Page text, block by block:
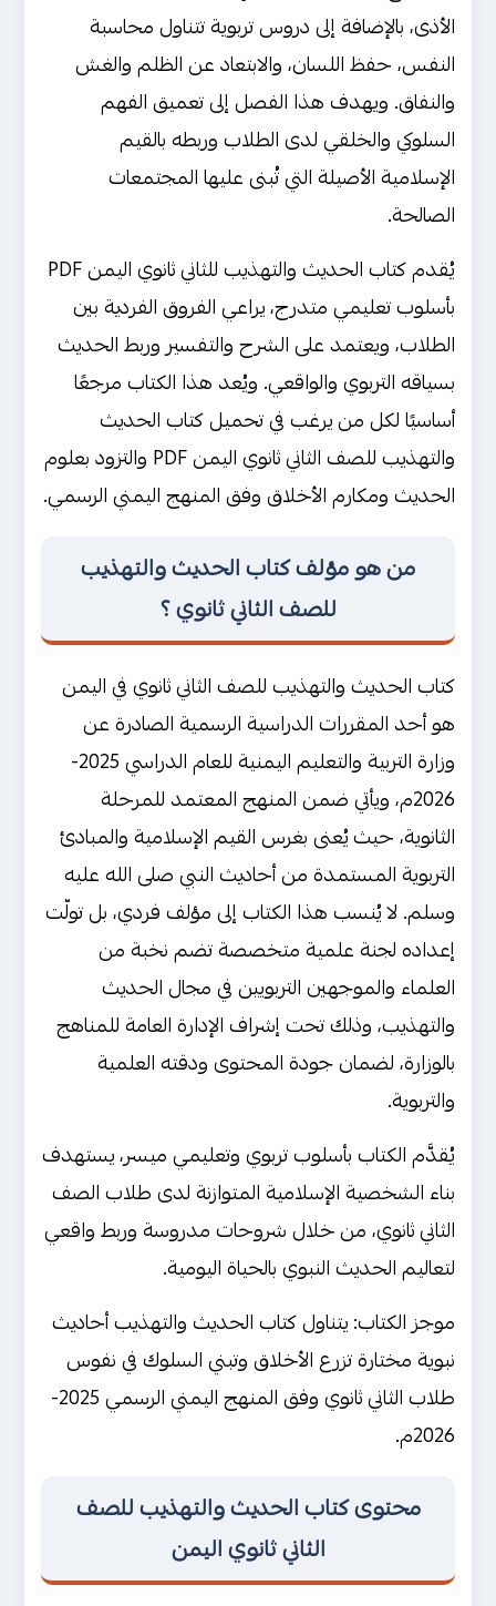
الأذى، بالإضافة إلى دروس تربوية تتناول محاسبة
النفس، حفظ اللسان، والابتعاد عن الظلم والغش
والنفاق. ويهدف هذا الفصل إلى تعميق الفهم
السلوكي والخلقي لدى الطلاب وربطه بالقيم
الإسلامية الأصيلة التي تُبنى عليها المجتمعات
الصالحة.
يُقدم كتاب الحديث والتهذيب للثاني ثانوي اليمن PDF
بأسلوب تعليمي متدرج، يراعي الفروق الفردية بين
الطلاب، ويعتمد على الشرح والتفسير وربط الحديث
بسياقه التربوي والواقعي. ويُعد هذا الكتاب مرجعًا
أساسيًا لكل من يرغب في تحميل كتاب الحديث
والتهذيب للصف الثاني ثانوي اليمن PDF والتزود بعلوم
الحديث ومكارم الأخلاق وفق المنهج اليمني الرسمي.
من هو مؤلف كتاب الحديث والتهذيب
للصف الثاني ثانوي ؟
كتاب الحديث والتهذيب للصف الثاني ثانوي في اليمن
هو أحد المقررات الدراسية الرسمية الصادرة عن
وزارة التربية والتعليم اليمنية للعام الدراسي 2025-
2026م، ويأتي ضمن المنهج المعتمد للمرحلة
الثانوية، حيث يُعنى بغرس القيم الإسلامية والمبادئ
التربوية المستمدة من أحاديث النبي صلى الله عليه
وسلم. لا يُنسب هذا الكتاب إلى مؤلف فردي، بل تولّت
إعداده لجنة علمية متخصصة تضم نخبة من
العلماء والموجهين التربويين في مجال الحديث
والتهذيب، وذلك تحت إشراف الإدارة العامة للمناهج
بالوزارة، لضمان جودة المحتوى ودقته العلمية
والتربوية.
يُقدَّم الكتاب بأسلوب تربوي وتعليمي ميسر، يستهدف
بناء الشخصية الإسلامية المتوازنة لدى طلاب الصف
الثاني ثانوي، من خلال شروحات مدروسة وربط واقعي
لتعاليم الحديث النبوي بالحياة اليومية.
موجز الكتاب: يتناول كتاب الحديث والتهذيب أحاديث
نبوية مختارة تزرع الأخلاق وتبني السلوك في نفوس
طلاب الثاني ثانوي وفق المنهج اليمني الرسمي 2025-
2026م.
محتوى كتاب الحديث والتهذيب للصف
الثاني ثانوي اليمن